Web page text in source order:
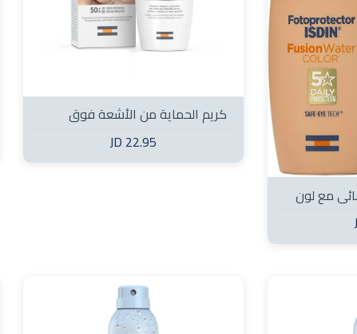
واقي شمسي للوجه مائي مع لون
كريم الحماية من الأشعة فوق
البنفسجية مع لون SPF50+ 50 مل
22.95 JD